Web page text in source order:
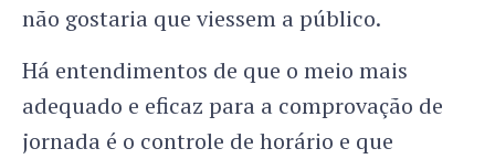
não gostaria que viessem a público.
Há entendimentos de que o meio mais
adequado e eficaz para a comprovação de
jornada é o controle de horário e que